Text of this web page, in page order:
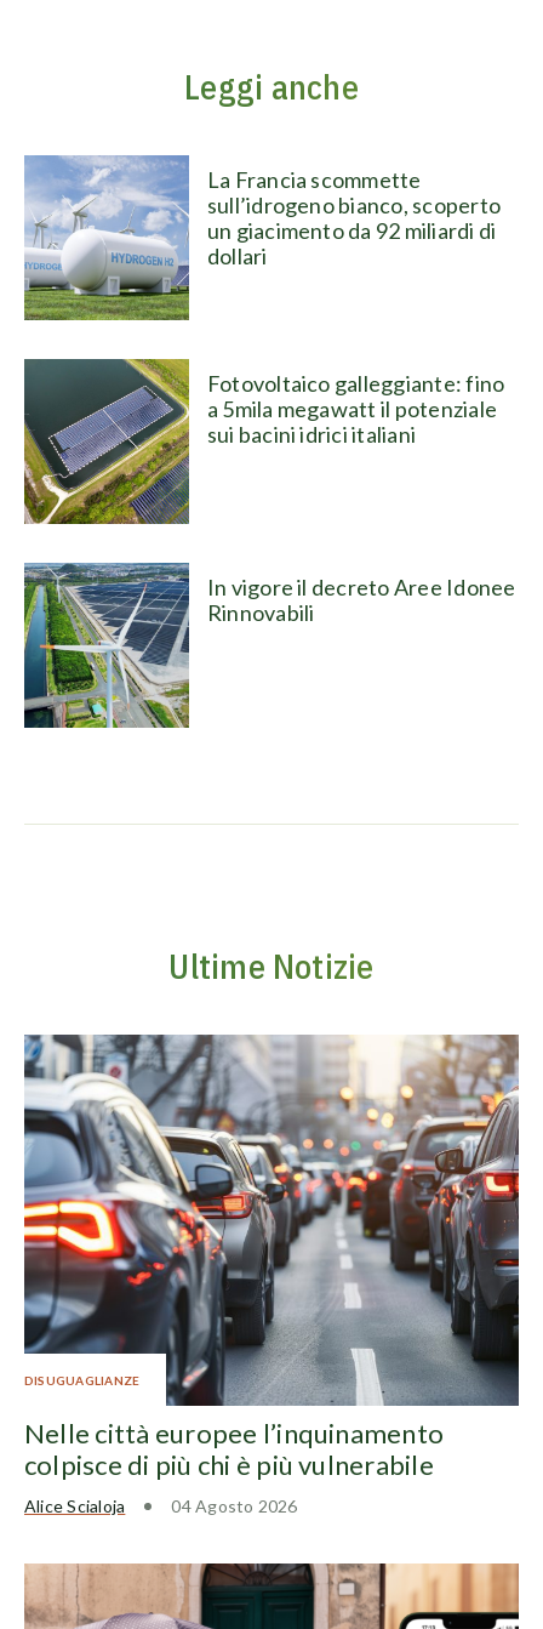
Leggi anche
La Francia scommette
sull’idrogeno bianco, scoperto
un giacimento da 92 miliardi di
dollari
Fotovoltaico galleggiante: fino
a 5mila megawatt il potenziale
sui bacini idrici italiani
In vigore il decreto Aree Idonee
Rinnovabili
Ultime Notizie
DISUGUAGLIANZE
Nelle città europee l’inquinamento
colpisce di più chi è più vulnerabile
Alice Scialoja 04 Agosto 2026